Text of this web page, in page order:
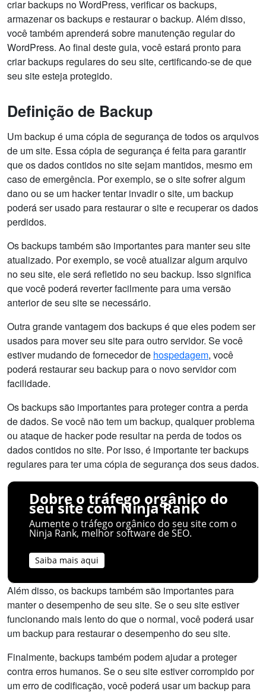
criar backups no WordPress, verificar os backups,
armazenar os backups e restaurar o backup. Além disso,
você também aprenderá sobre manutenção regular do
WordPress. Ao final deste guia, você estará pronto para
criar backups regulares do seu site, certificando-se de que
seu site esteja protegido.
Definição de Backup
Um backup é uma cópia de segurança de todos os arquivos
de um site. Essa cópia de segurança é feita para garantir
que os dados contidos no site sejam mantidos, mesmo em
caso de emergência. Por exemplo, se o site sofrer algum
dano ou se um hacker tentar invadir o site, um backup
poderá ser usado para restaurar o site e recuperar os dados
perdidos.
Os backups também são importantes para manter seu site
atualizado. Por exemplo, se você atualizar algum arquivo
no seu site, ele será refletido no seu backup. Isso significa
que você poderá reverter facilmente para uma versão
anterior de seu site se necessário.
Outra grande vantagem dos backups é que eles podem ser
usados para mover seu site para outro servidor. Se você
estiver mudando de fornecedor de hospedagem, você
poderá restaurar seu backup para o novo servidor com
facilidade.
Os backups são importantes para proteger contra a perda
de dados. Se você não tem um backup, qualquer problema
ou ataque de hacker pode resultar na perda de todos os
dados contidos no site. Por isso, é importante ter backups
regulares para ter uma cópia de segurança dos seus dados.
Dobre o tráfego orgânico do
seu site com Ninja Rank
Aumente o tráfego orgânico do seu site com o
Ninja Rank, melhor software de SEO.
Saiba mais aqui
Além disso, os backups também são importantes para
manter o desempenho de seu site. Se o seu site estiver
funcionando mais lento do que o normal, você poderá usar
um backup para restaurar o desempenho do seu site.
Finalmente, backups também podem ajudar a proteger
contra erros humanos. Se o seu site estiver corrompido por
um erro de codificação, você poderá usar um backup para